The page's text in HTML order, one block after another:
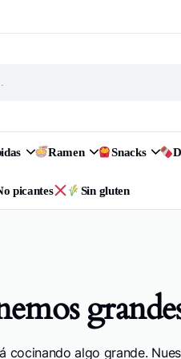
Ramen Snacks
picantes Sin gluten
cocinando algo grande.